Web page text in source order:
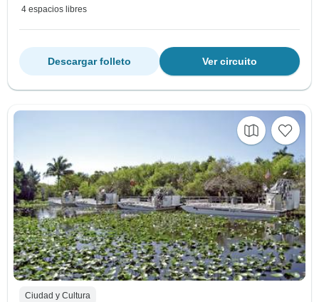
4 espacios libres
Ver circuito
Descargar folleto
Ciudad y Cultura